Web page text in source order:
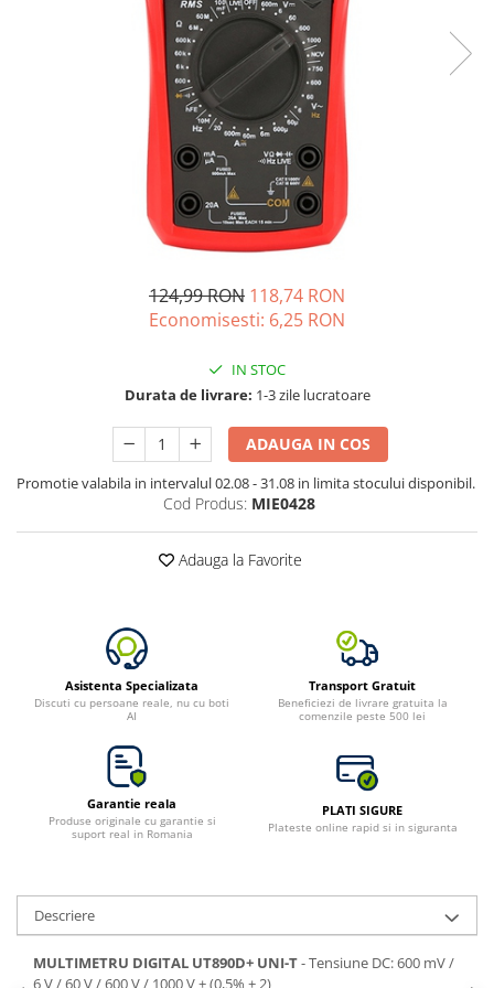
Acumulatori de stocare
Componente sisteme de balcon
124,99 RON 118,74 RON
Economisesti: 6,25 RON
IN STOC
Durata de livrare: 1-3 zile lucratoare
ADAUGA IN COS
Promotie valabila in intervalul 02.08 - 31.08 in limita stocului disponibil.
Cod Produs: MIE0428
Adauga la Favorite
Asistenta Specializata
Discuti cu persoane reale, nu cu boti
AI
Transport Gratuit
Beneficiezi de livrare gratuita la
comenzile peste 500 lei
Garantie reala
Produse originale cu garantie si
suport real in Romania
PLATI SIGURE
Plateste online rapid si in siguranta
Descriere
MULTIMETRU DIGITAL UT890D+ UNI-T- Tensiune DC: 600 mV /
6 V / 60 V / 600 V / 1000 V ± (0,5% + 2)